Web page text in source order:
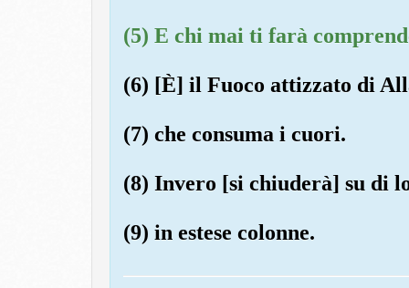
(5) E chi mai ti farà
(6) [È] il Fuoco attizzato di
(7) che consuma i cuori.
(8) Invero [si chiuderà] su di
(9) in estese colonne.